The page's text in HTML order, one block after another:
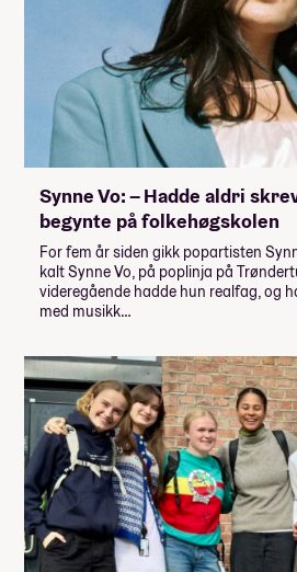
Synne Vo: – Hadde aldri
begynte på folkehøgskolen
For fem år siden gikk popartisten
kalt Synne Vo, på poplinja på
videregående hadde hun realfag, og
med musikk…